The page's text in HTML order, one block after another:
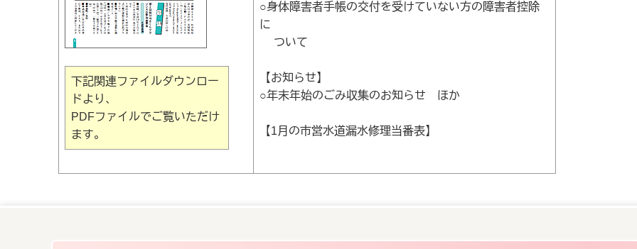
下記関連ファイルダウンロー
ドより、
PDFファイルでご覧いただけ
ます。
○身体障害者手帳の交付を受けていない方の障害者控除
に
ついて
【お知らせ】
○年末年始のごみ収集のお知らせ ほか
【1月の市営水道漏水修理当番表】